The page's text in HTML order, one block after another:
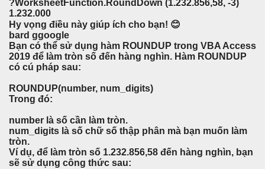
?WorksheetFunction.RoundDown (1.232.856,58, -3)
1.232.000
Hy vọng điều này giúp ích cho bạn! 😊
bard ggoogle
Bạn có thể sử dụng hàm ROUNDUP trong VBA Access
2019 để làm tròn số đến hàng nghìn. Hàm ROUNDUP
có cú pháp sau:
ROUNDUP(number, num_digits)
Trong đó:
number là số cần làm tròn.
num_digits là số chữ số thập phân mà bạn muốn làm
tròn.
Ví dụ, để làm tròn số 1.232.856,58 đến hàng nghìn, bạn
sẽ sử dụng công thức sau: